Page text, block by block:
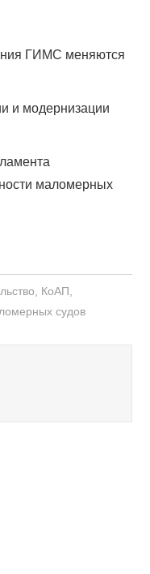
ГИМС меняются
и модернизации
маломерных
, КоАП,
судов